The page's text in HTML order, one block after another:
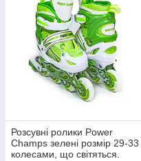
Розсувні ролики Power
Champs зелені розмір 29-33
колесами, що світяться.